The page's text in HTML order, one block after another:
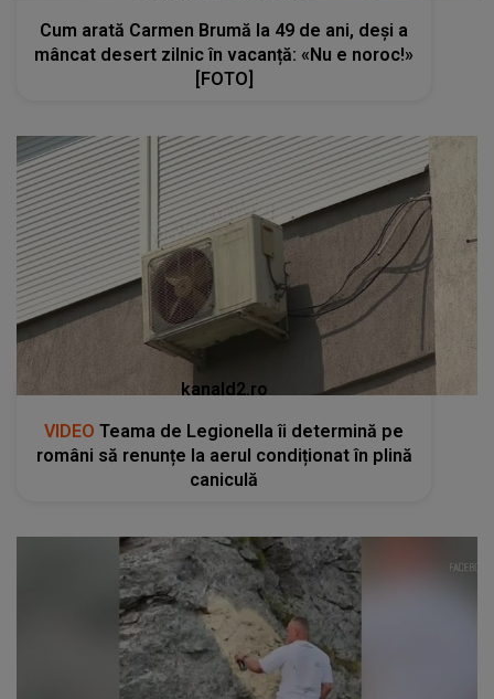
Cum arată Carmen Brumă la 49 de ani, deși a
mâncat desert zilnic în vacanță: «Nu e noroc!»
[FOTO]
kanald2.ro
VIDEO Teama de Legionella îi determină pe
români să renunțe la aerul condiționat în plină
caniculă